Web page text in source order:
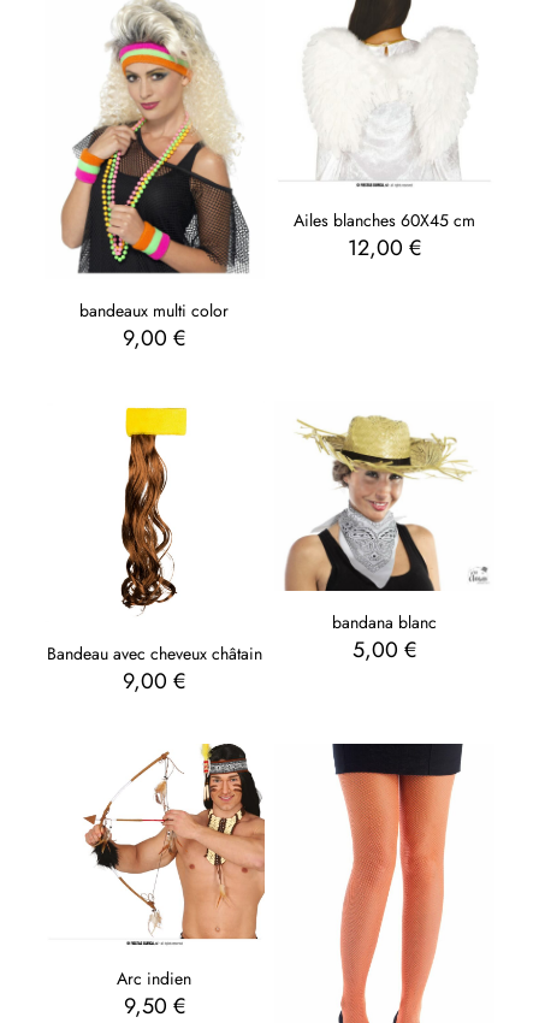
bandeaux multi color
9,00€
Ailes blanches 60X45 cm
12,00 €
Bandeau avec cheveux châtain
9,00€
bandana blanc
5,00 €
Arc indien
9,50 €